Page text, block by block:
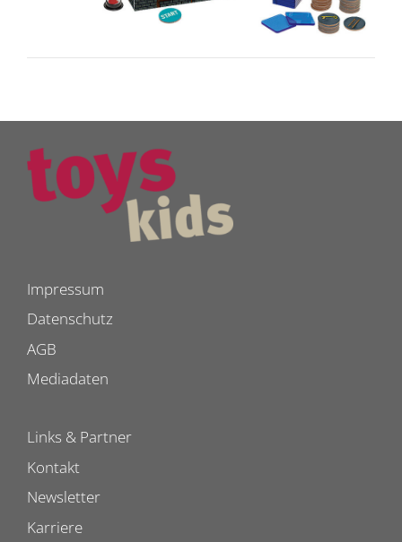
Impressum
Datenschutz
AGB
Mediadaten
Links & Partner
Kontakt
Newsletter
Karriere